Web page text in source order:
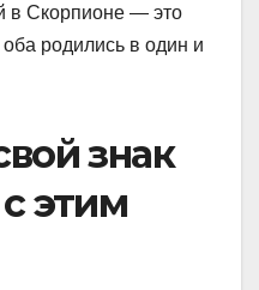
в Скорпионе — это
родились в один и
знак
этим